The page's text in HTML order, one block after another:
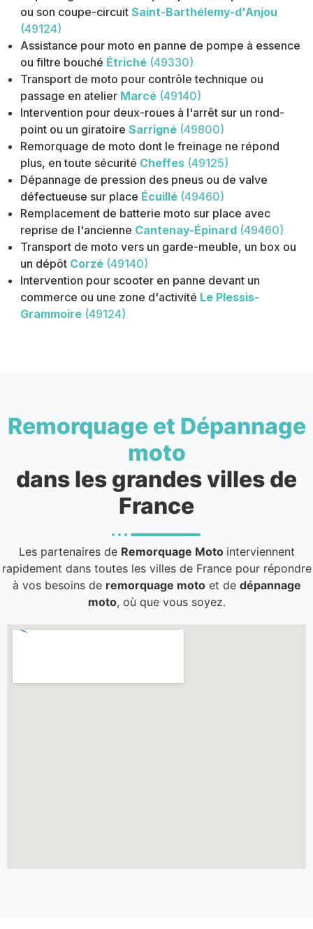
ou son coupe-circuit Saint-Barthélemy-d'Anjou
(49124)
Assistance pour moto en panne de pompe à essence
ou filtre bouché Étriché (49330)
Transport de moto pour contrôle technique ou
passage en atelier Marcé (49140)
Intervention pour deux-roues à l'arrêt sur un rond-
point ou un giratoire Sarrigné (49800)
Remorquage de moto dont le freinage ne répond
plus, en toute sécurité Cheffes (49125)
Dépannage de pression des pneus ou de valve
défectueuse sur place Écuillé (49460)
Remplacement de batterie moto sur place avec
reprise de l'ancienne Cantenay-Épinard (49460)
Transport de moto vers un garde-meuble, un box ou
un dépôt Corzé (49140)
Intervention pour scooter en panne devant un
commerce ou une zone d'activité Le Plessis-
Grammoire (49124)
Remorquage et Dépannage
moto
dans les grandes villes de
France
Les partenaires de Remorquage Moto interviennent
rapidement dans toutes les villes de France pour répondre
à vos besoins de remorquage motoet de dépannage
moto, où que vous soyez.